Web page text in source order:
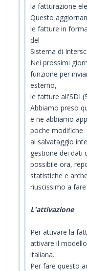
la fatturazione
Questo
le fatture in
del
Sistema di
Nei prossimi
funzione per
esterno,
le fatture all'SDI
Abbiamo preso
e ne abbiamo
poche modifiche
al salvataggio
gestione dei dati
possibile ora,
statistiche e
riuscissimo a
L'attivazione
Per attivare la
attivare il
italiana.
Per fare questo